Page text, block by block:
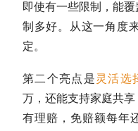
即使有一些限制，能
制多好。从这一角度
定。
第二个亮点是 灵活选
万，还能支持家庭共
有理赔，免赔额每年